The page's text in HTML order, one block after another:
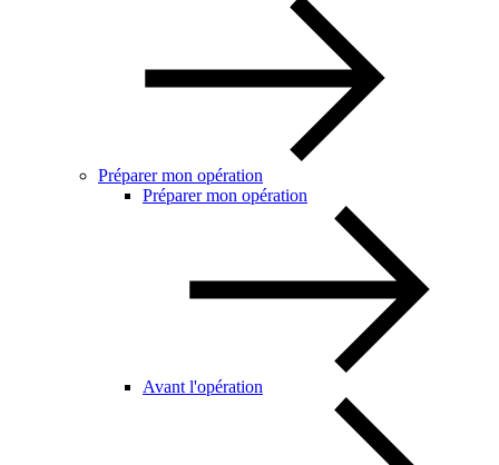
Préparer mon opération
Préparer mon opération
Avant l'opération